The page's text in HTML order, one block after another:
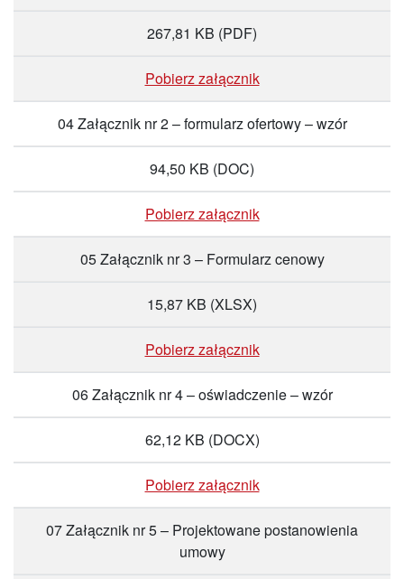
267,81 KB (PDF)
Pobierz załącznik
04 Załącznik nr 2 – formularz ofertowy – wzór
94,50 KB (DOC)
Pobierz załącznik
05 Załącznik nr 3 – Formularz cenowy
15,87 KB (XLSX)
Pobierz załącznik
06 Załącznik nr 4 – oświadczenie – wzór
62,12 KB (DOCX)
Pobierz załącznik
07 Załącznik nr 5 – Projektowane postanowienia
umowy